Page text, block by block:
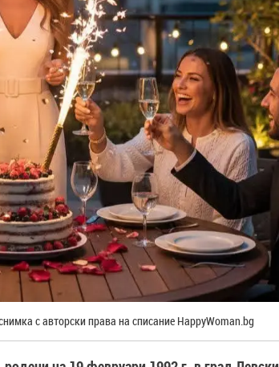
с авторски права на списание HappyWoman.bg